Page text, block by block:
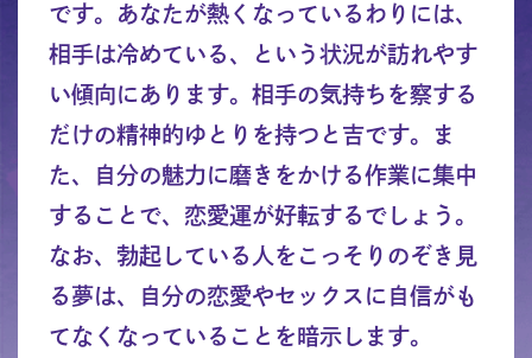
です。あなたが熱くなっているわりには、
相手は冷めている、という状況が訪れやす
い傾向にあります。相手の気持ちを察する
だけの精神的ゆとりを持つと吉です。ま
た、自分の魅力に磨きをかける作業に集中
することで、恋愛運が好転するでしょう。
なお、勃起している人をこっそりのぞき見
る夢は、自分の恋愛やセックスに自信がも
てなくなっていることを暗示します。